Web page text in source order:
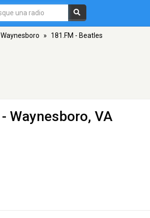
Waynesboro » 181.FM - Beatles
- Waynesboro, VA